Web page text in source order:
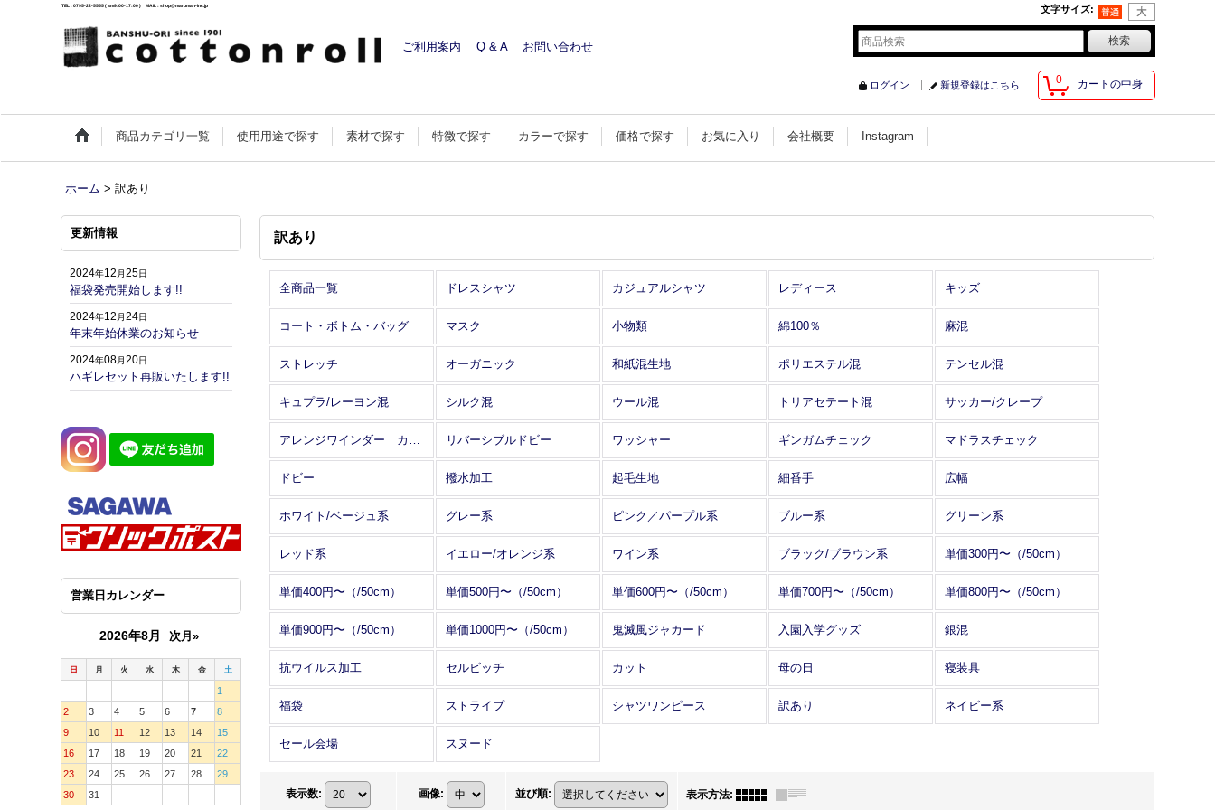
TEL : 0795-22-5555 ( am9:00-17:00 ) MAIL : shop@maruman-inc.jp 文字サイズ:
ご利用案内 Q & A お問い合わせ
0 カートの中身
ログイン 新規登録はこちら
商品カテゴリ一覧 使用用途で探す 素材で探す 特徴で探す カラーで探す 価格で探す お気に入り 会社概要 Instagram
ホーム > 訳あり
更新情報
2024年12 月25日
福袋発売開始します!!
2024年12 月24日
年末年始休業のお知らせ
2024年08月20日
ハギレセット再販いたします!!
営業日カレンダー
2026年8月 次月»
日 月 火 水 木 金 土
1
2
3 4 5 6 7
8
9
10 11 12 13 14
15
16
17 18 19 20 21
22
23
24 25 26 27 28
29
30
31
訳あり
全商品一覧 ドレスシャツ カジュアルシャツ レディース キッズ
コート・ボトム・バッグ マスク 小物類 綿100％ 麻混
ストレッチ オーガニック 和紙混生地 ポリエステル混 テンセル混
キュプラ/レーヨン混 シルク混 ウール混 トリアセテート混 サッカー/クレープ
アレンジワインダー カットジャカード リバーシブルドビー ワッシャー ギンガムチェック マドラスチェック
ドビー 撥水加工 起毛生地 細番手 広幅
ホワイト/ベージュ系 グレー系 ピンク／パープル系 ブルー系 グリーン系
レッド系 イエロー/オレンジ系 ワイン系 ブラック/ブラウン系 単価300円〜（/50cm）
単価400円〜（/50cm） 単価500円〜（/50cm） 単価600円〜（/50cm） 単価700円〜（/50cm） 単価800円〜（/50cm）
単価900円〜（/50cm） 単価1000円〜（/50cm） 鬼滅風ジャカード 入園入学グッズ 銀混
抗ウイルス加工 セルビッチ カット 母の日 寝装具
福袋 ストライプ シャツワンピース 訳あり ネイビー系
セール会場 スヌード
表示数: 画像: 並び順: 表示方法: